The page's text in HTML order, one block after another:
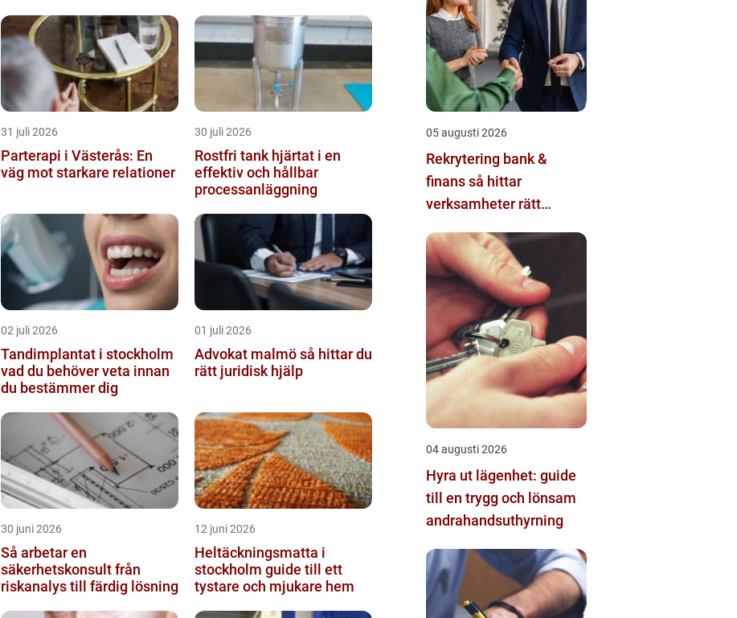
31 juli 2026
Parterapi i Västerås: En
väg mot starkare relationer
30 juli 2026
Rostfri tank hjärtat i en
effektiv och hållbar
processanläggning
02 juli 2026
Tandimplantat i stockholm
vad du behöver veta innan
du bestämmer dig
01 juli 2026
Advokat malmö så hittar du
rätt juridisk hjälp
30 juni 2026
Så arbetar en
säkerhetskonsult från
riskanalys till färdig lösning
12 juni 2026
Heltäckningsmatta i
stockholm guide till ett
tystare och mjukare hem
05 augusti 2026
Rekrytering bank &
finans så hittar
verksamheter rätt
värld
04 augusti 2026
Hyra ut lägenhet: guide
till en trygg och lönsam
andrahandsuthyrning